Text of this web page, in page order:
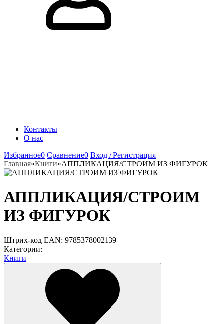
Контакты
О нас
Избранное0 Сравнение0 Вход / Регистрация
Главная»Книги»АППЛИКАЦИЯ/СТРОИМ ИЗ ФИГУРОК
АППЛИКАЦИЯ/СТРОИМ
ИЗ ФИГУРОК
Штрих-код EAN: 9785378002139
Категории:
Книги